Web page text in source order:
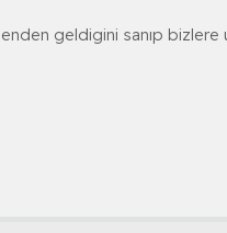
geldigini sanıp bizlere